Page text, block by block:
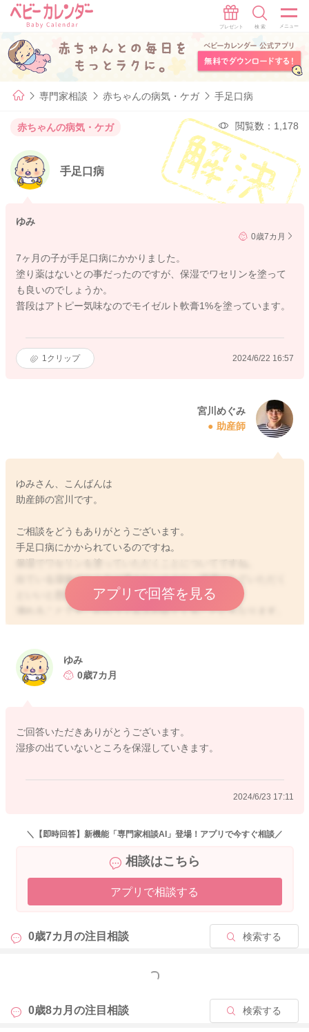
専門家相談 赤ちゃんの病気・ケガ 手足口病
赤ちゃんの病気・ケガ 閲覧数：1,178
手足口病
ゆみ
0歳7カ月
7ヶ月の子が手足口病にかかりました。
塗り薬はないとの事だったのですが、保湿でワセリンを塗って
も良いのでしょうか。
普段はアトピー気味なのでモイゼルト軟膏1%を塗っています。
1 クリップ 2024/6/22 16:57
宮川めぐみ
助産師
ゆみさん、こんばんは
助産師の宮川です。
ご相談をどうもありがとうございます。
手足口病にかかられているのですね。
出ている湿疹のところは潰さないように、清潔にしていただく
といいと思います。
潰れることでそこからウィルスが出てくることにもなります。
出ている湿疹にステロイド、保湿は効かないこともありますの
保湿されるので良いかと思いますよ。
アプリで回答を見る
ゆみ
0歳7カ月
ご回答いただきありがとうございます。
湿疹の出ていないところを保湿していきます。
2024/6/23 17:11
＼【即時回答】新機能「専門家相談AI」登場！アプリで今すぐ相談／
相談はこちら
アプリで相談する
0歳7カ月の注目相談 検索する
もっと見る
0歳8カ月の注目相談 検索する